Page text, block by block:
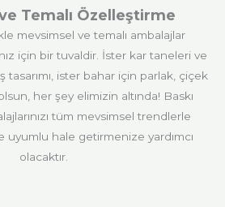
Temalı Özelleştirme
mevsimsel ve temalı ambalajlar
için bir tuvaldir. İster kar taneleri ve
tasarımı, ister bahar için parlak, çiçek
her şey elimizin altında! Baskı
tüm mevsimsel trendlerle
uyumlu hale getirmenize yardımcı
olacaktır.